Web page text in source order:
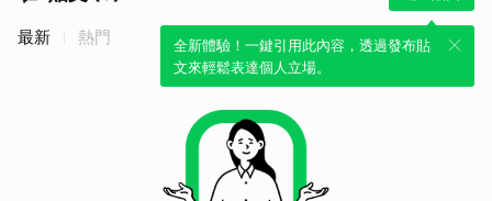
全新體驗！一鍵引用此內容，透過發布貼
文來輕鬆表達個人立場。
最新 熱門